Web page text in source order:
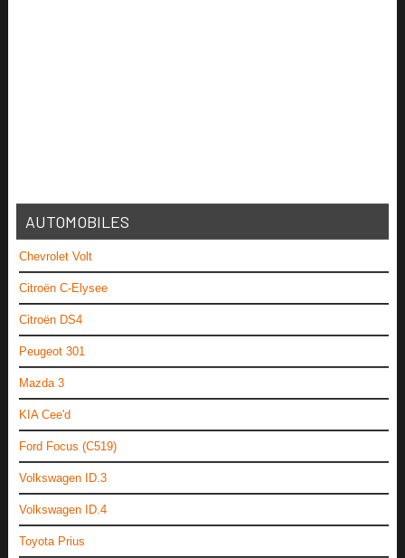
AUTOMOBILES
Chevrolet Volt
Citroën C-Elysee
Citroën DS4
Peugeot 301
Mazda 3
KIA Cee'd
Ford Focus (C519)
Volkswagen ID.3
Volkswagen ID.4
Toyota Prius